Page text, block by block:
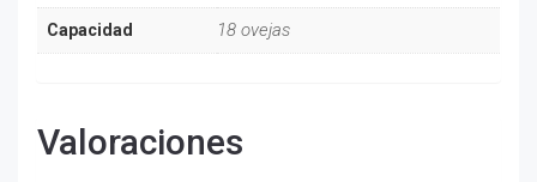
Capacidad 18 ovejas
Valoraciones